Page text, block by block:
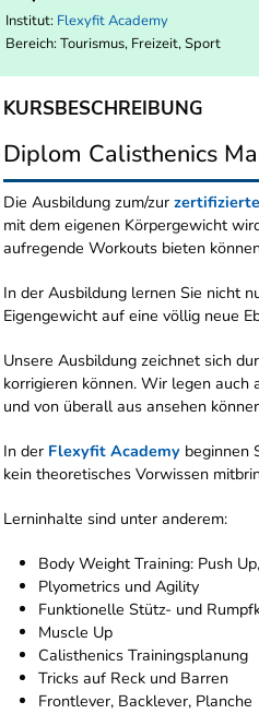
Institut: Flexyfit Academy
Bereich: Tourismus, Freizeit, Sport
KURSBESCHREIBUNG
Diplom Calisthenics
Die Ausbildung zum/zur
mit dem eigenen Körpergewicht
aufregende Workouts bieten
In der Ausbildung lernen Sie nicht
Eigengewicht auf eine völlig neue
Unsere Ausbildung zeichnet sich
korrigieren können. Wir legen
und von überall aus ansehen
In der Flexyfit Academy beginnen
kein theoretisches Vorwissen
Lerninhalte sind unter anderem:
Body Weight Training: Push
Plyometrics und Agility
Funktionelle Stütz- und
Muscle Up
Calisthenics Trainingsplanung
Tricks auf Reck und Barren
Frontlever, Backlever, Planche